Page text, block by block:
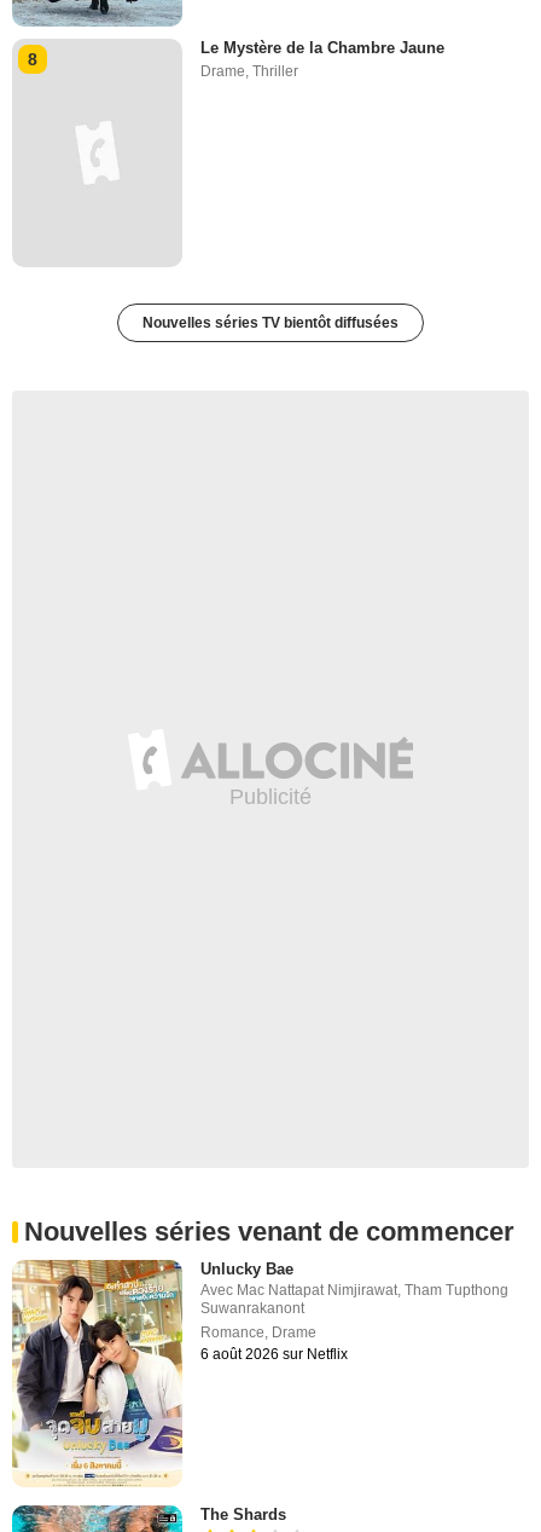
8
Le Mystère de la Chambre Jaune
Drame,Thriller
Nouvelles séries TV bientôt diffusées
Nouvelles séries venant de commencer
Unlucky Bae
Avec Mac Nattapat Nimjirawat ,Tham Tupthong
Suwanrakanont
Romance Drame
6 août 2026 sur Netflix
The Shards